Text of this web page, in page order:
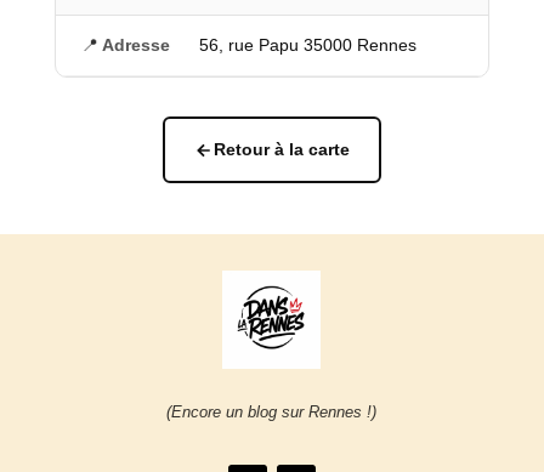
📍 Adresse 56, rue Papu 35000 Rennes
Retour à la carte
(Encore un blog sur Rennes !)